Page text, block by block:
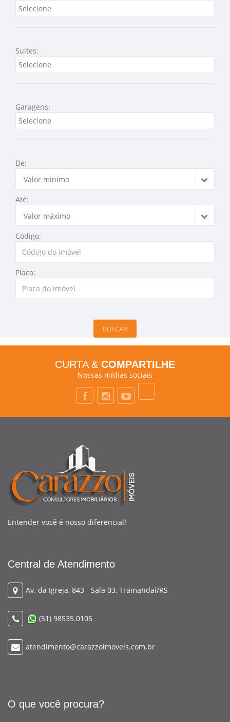
Suites:
Garagens:
De:
Valor minímo
Até:
Valor máximo
Código:
Placa:
BUSCAR
CURTA & COMPARTILHE
Nossas mídias sociais
Entender você é nosso diferencial!
Central de Atendimento
Av. da Igreja, 843 - Sala 03, Tramandaí/RS
(51) 98535.0105
atendimento@carazzoimoveis.com.br
O que você procura?